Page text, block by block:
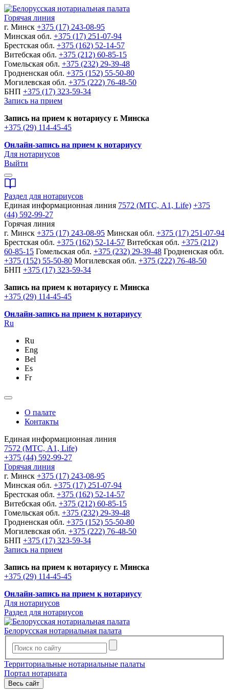
Горячая линия
г. Минск +375 (17) 243-08-95
Минская обл. +375 (17) 251-07-94
Брестская обл. +375 (162) 52-14-57
Витебская обл. +375 (212) 60-85-15
Гомельская обл. +375 (232) 29-39-48
Гродненская обл. +375 (152) 55-50-80
Могилевская обл. +375 (222) 76-48-50
БНП +375 (17) 323-59-34
Запись на прием
Запись на прием к нотариусу г. Минска
+375 (29) 114-45-45
Онлайн-запись на прием к нотариусу
Для нотариусов
Выйти
Раздел для нотариусов
Единая информационная линия 7572 (МТС, A1, Life) +375
(44) 592-99-27
Горячая линия
г. Минск +375 (17) 243-08-95 Минская обл. +375 (17) 251-07-94
Брестская обл. +375 (162) 52-14-57 Витебская обл. +375 (212)
60-85-15 Гомельская обл. +375 (232) 29-39-48 Гродненская обл.
+375 (152) 55-50-80 Могилевская обл. +375 (222) 76-48-50
БНП +375 (17) 323-59-34
Запись на прием к нотариусу г. Минска
+375 (29) 114-45-45
Онлайн-запись на прием к нотариусу
Ru
Ru
Eng
Bel
Es
Fr
О палате
Контакты
Единая информационная линия
7572 (МТС, A1, Life)
+375 (44) 592-99-27
Горячая линия
г. Минск +375 (17) 243-08-95
Минская обл. +375 (17) 251-07-94
Брестская обл. +375 (162) 52-14-57
Витебская обл. +375 (212) 60-85-15
Гомельская обл. +375 (232) 29-39-48
Гродненская обл. +375 (152) 55-50-80
Могилевская обл. +375 (222) 76-48-50
БНП +375 (17) 323-59-34
Запись на прием
Запись на прием к нотариусу г. Минска
+375 (29) 114-45-45
Онлайн-запись на прием к нотариусу
Для нотариусов
Раздел для нотариусов
Белорусская нотариальная палата
Территориальные нотариальные палаты
Портал нотариата
Весь сайт